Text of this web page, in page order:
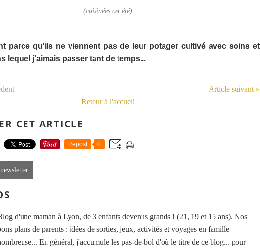
(cuisinées cet été)
parce qu'ils ne viennent pas de leur potager cultivé avec soins et
lequel j'aimais passer tant de temps...
Article suivant »
Retour à l'accueil
CET ARTICLE
Repost 0
d'une maman à Lyon, de 3 enfants devenus grands ! (21, 19 et 15 ans). Nos
plans de parents : idées de sorties, jeux, activités et voyages en famille
En général, j'accumule les pas-de-bol d'où le titre de ce blog... pour